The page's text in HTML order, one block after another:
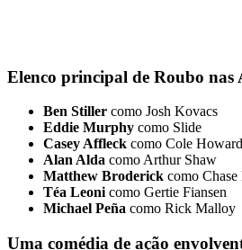
Elenco principal de Roubo nas
Ben Stiller como Josh Kovacs
Eddie Murphy como Slide
Casey Affleck como Cole Howard
Alan Alda como Arthur Shaw
Matthew Broderick como Chase
Téa Leoni como Gertie Fiansen
Michael Peña como Rick Malloy
Uma comédia de ação